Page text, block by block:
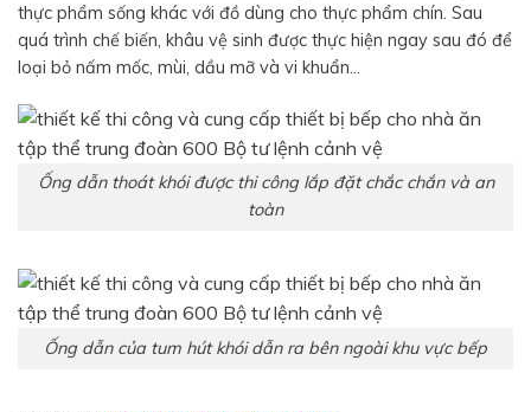
thực phẩm sống khác với đồ dùng cho thực phẩm chín. Sau
quá trình chế biến, khâu vệ sinh được thực hiện ngay sau đó để
loại bỏ nấm mốc, mùi, dầu mỡ và vi khuẩn…
Ống dẫn thoát khói được thi công lắp đặt chắc chắn và an
toàn
Ống dẫn của tum hút khói dẫn ra bên ngoài khu vực bếp